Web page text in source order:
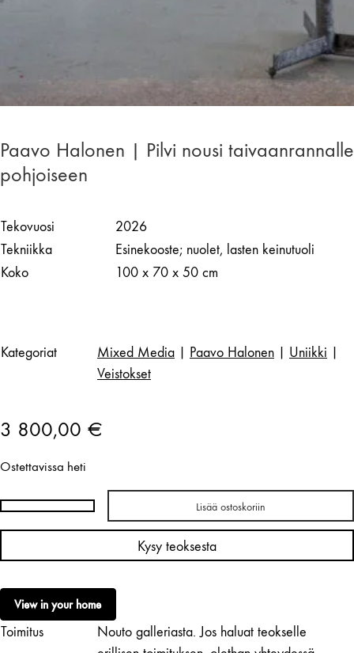
Paavo Halonen | Pilvi nousi taivaanrannalle
pohjoiseen
Tekovuosi
2026
Tekniikka
Esinekooste; nuolet, lasten keinutuoli
Koko
100 x 70 x 50 cm
Kategoriat Mixed Media Paavo Halonen Uniikki
Veistokset
3 800,00 €
Ostettavissa heti
Paavo
Halonen
nousi
taivaanrannalle
pohjoiseen
Lisää ostoskoriin
Kysy teoksesta
View in your home
Toimitus
Nouto galleriasta. Jos haluat teokselle